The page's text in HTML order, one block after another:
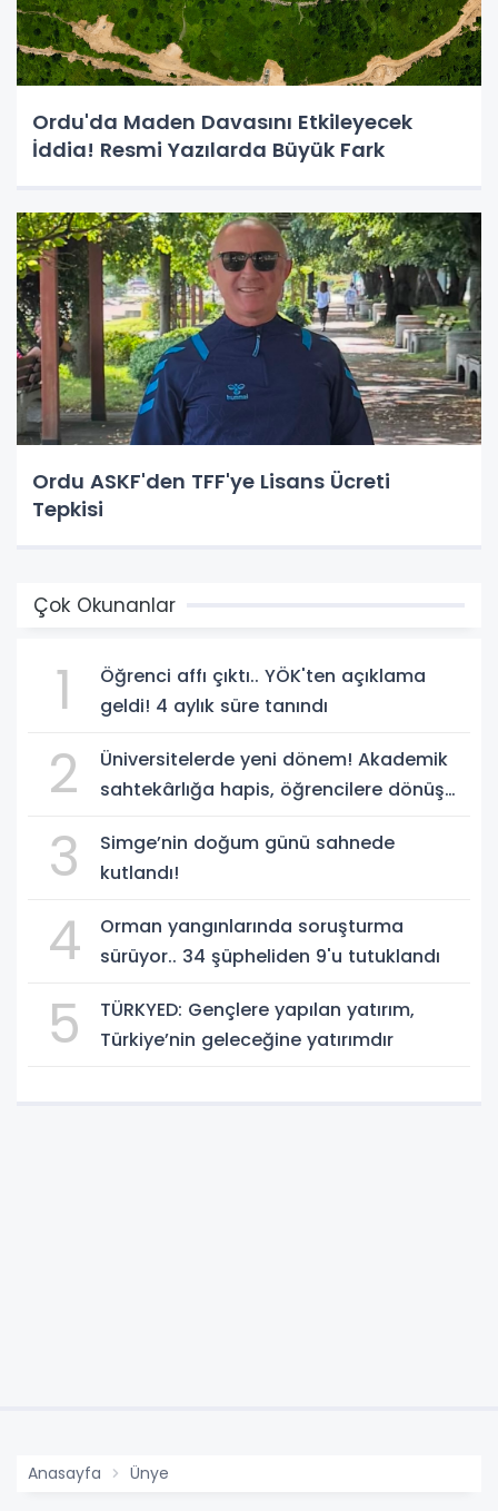
Ordu'da Maden Davasını Etkileyecek
İddia! Resmi Yazılarda Büyük Fark
Ordu ASKF'den TFF'ye Lisans Ücreti
Tepkisi
Çok Okunanlar
1
Öğrenci affı çıktı.. YÖK'ten açıklama
geldi! 4 aylık süre tanındı
2
Üniversitelerde yeni dönem! Akademik
sahtekârlığa hapis, öğrencilere dönüş
3
Simge’nin doğum günü sahnede
kutlandı!
4
Orman yangınlarında soruşturma
sürüyor.. 34 şüpheliden 9'u tutuklandı
5
TÜRKYED: Gençlere yapılan yatırım,
Türkiye’nin geleceğine yatırımdır
Anasayfa Ünye